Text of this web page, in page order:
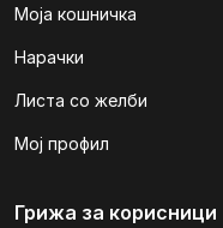
Моја кошничка
Нарачки
Листа со желби
Мој профил
Грижа за корисници